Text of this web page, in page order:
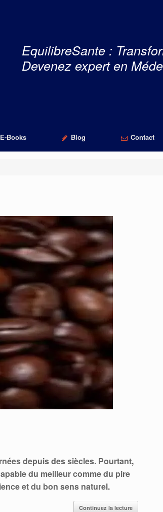
EquilibreSante :
Devenez expert en
E-Books Blog Contact
depuis des siècles. Pourtant,
du meilleur comme du pire
et du bon sens naturel.
Continuez la lecture